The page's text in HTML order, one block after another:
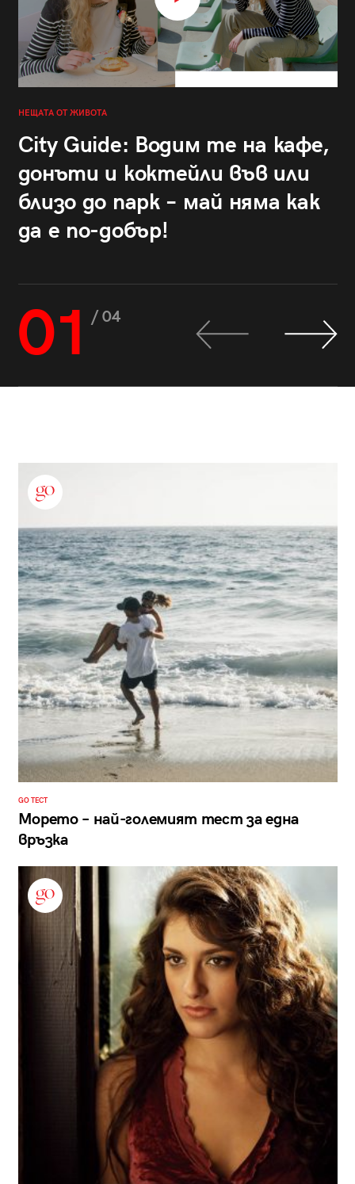
НЕЩАТА ОТ ЖИВОТА
City Guide: Водим те на кафе,
донъти и коктейли във или
близо до парк – май няма как
да е по-добър!
01 / 04
GO ТЕСТ
Морето – най-големият тест за една
връзка